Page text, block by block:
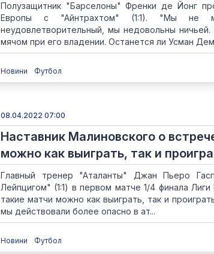
Полузащитник "Барселоны" Френки де Йонг
Европы с "Айнтрахтом" (1:1). "Мы не
неудовлетворительный, мы недовольны
мячом при его владении. Останется ли Усман
Новини Футбол
08.04.2022 07:00
Наставник Малиновского о
можно как выиграть, так и
Главный тренер "Аталанты" Джан Пьеро
Лейпцигом" (1:1) в первом матче 1/4 финала
такие матчи можно как выиграть, так и
мы действовали более опасно в ат...
Новини Футбол